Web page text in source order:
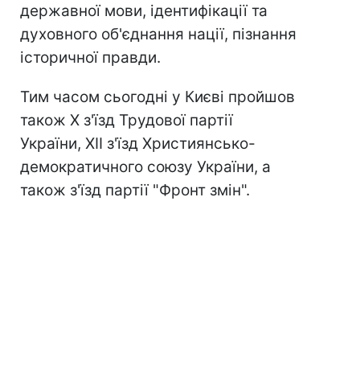
державної мови, ідентифікації та
духовного об'єднання нації, пізнання
історичної правди.
Тим часом сьогодні у Києві пройшов
також X з'їзд Трудової партії
України, XII з'їзд Християнсько-
демократичного союзу України, а
також з'їзд партії "Фронт змін".